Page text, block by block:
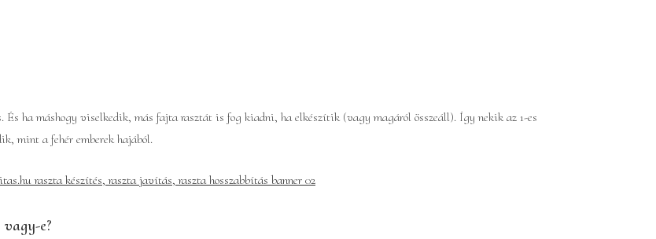
És ha máshogy viselkedik, más fajta rasztát is fog kiadni, ha elkészítik (vagy magáról összeáll). Így nekik az 1-es
mint a fehér emberek hajából.
e?